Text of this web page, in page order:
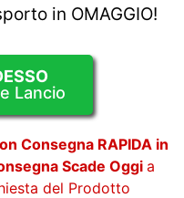
in OMAGGIO!
Lancio
Consegna RAPIDA in
Scade Oggi a
del Prodotto